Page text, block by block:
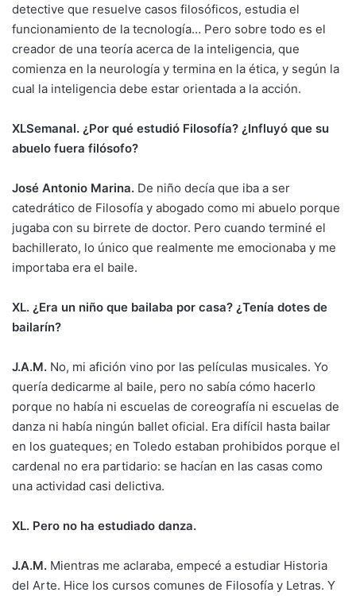
detective que resuelve casos filosóficos, estudia el
funcionamiento de la tecnología… Pero sobre todo es el
creador de una teoría acerca de la inteligencia, que
comienza en la neurología y termina en la ética, y según la
cual la inteligencia debe estar orientada a la acción.
XLSemanal. ¿Por qué estudió Filosofía? ¿Influyó que su
abuelo fuera filósofo?
José Antonio Marina. De niño decía que iba a ser
catedrático de Filosofía y abogado como mi abuelo porque
jugaba con su birrete de doctor. Pero cuando terminé el
bachillerato, lo único que realmente me emocionaba y me
importaba era el baile.
XL. ¿Era un niño que bailaba por casa? ¿Tenía dotes de
bailarín?
J.A.M. No, mi afición vino por las películas musicales. Yo
quería dedicarme al baile, pero no sabía cómo hacerlo
porque no había ni escuelas de coreografía ni escuelas de
danza ni había ningún ballet oficial. Era difícil hasta bailar
en los guateques; en Toledo estaban prohibidos porque el
cardenal no era partidario: se hacían en las casas como
una actividad casi delictiva.
XL. Pero no ha estudiado danza.
J.A.M. Mientras me aclaraba, empecé a estudiar Historia
del Arte. Hice los cursos comunes de Filosofía y Letras. Y